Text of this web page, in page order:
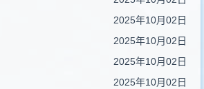
2025年10月02日
2025年10月02日
2025年10月02日
2025年10月02日